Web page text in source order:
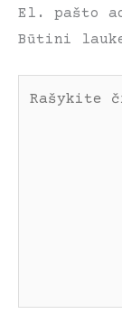
El. pašto
Būtini